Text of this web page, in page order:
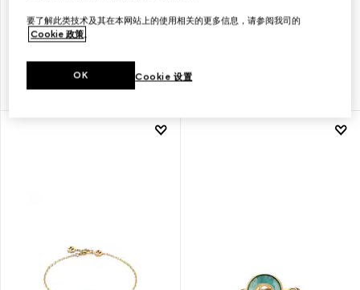
GUCCI
INTERLOCKING系列18K吊坠项链
€ 3.100
GUCCI
要了解此类技术及其在本网站上的使用相关的更多信息，请参阅我司的
Cookie 政策。
Cookie 设置
OK